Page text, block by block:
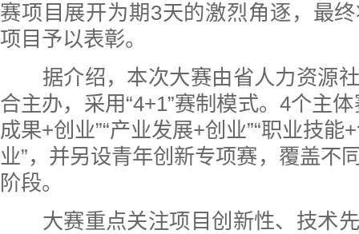
赛项目展开为期3天的激烈角逐，最
项目予以表彰。
据介绍，本次大赛由省人力资源社
合主办，采用“4+1”赛制模式。4个主
成果+创业”“产业发展+创业”“职业技能
业”，并另设青年创新专项赛，覆盖不
阶段。
大赛重点关注项目创新性、技术先